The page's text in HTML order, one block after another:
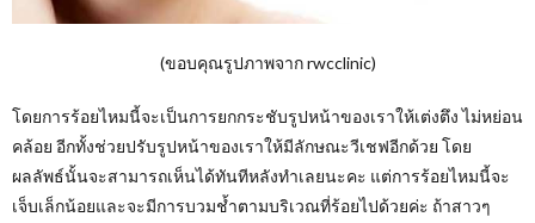
(ขอบคุณรูปภาพจาก rwcclinic)
โดยการร้อยไหมนี้จะเป็นการยกกระชับรูปหน้าของเราให้เต่งตึง ไม่หย่อน
คล้อย อีกทั้งช่วยปรับรูปหน้าของเราให้มีลักษณะวีเชฟอีกด้วย โดย
ผลลัพธ์นั้นจะสามารถเห็นได้ทันทีหลังทำเลยนะคะ แต่การร้อยไหมนี้จะ
เจ็บเล็กน้อยและจะมีการบวมช้ำตามบริเวณที่ร้อยไปด้วยค่ะ ถ้าสาวๆ